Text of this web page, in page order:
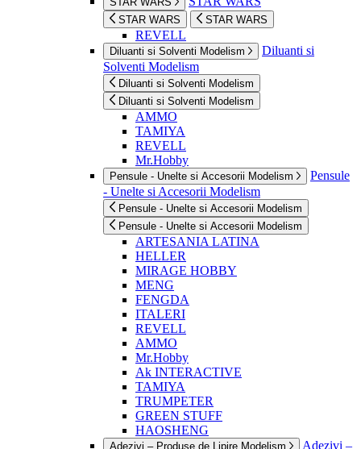
STAR WARS STAR WARS
REVELL
Diluanti si Solventi Modelism
Diluanti si
Solventi Modelism
Diluanti si Solventi Modelism
Diluanti si Solventi Modelism
AMMO
TAMIYA
REVELL
Mr.Hobby
Pensule - Unelte si Accesorii Modelism
Pensule
- Unelte si Accesorii Modelism
Pensule - Unelte si Accesorii Modelism
Pensule - Unelte si Accesorii Modelism
ARTESANIA LATINA
HELLER
MIRAGE HOBBY
MENG
FENGDA
ITALERI
REVELL
AMMO
Mr.Hobby
Ak INTERACTIVE
TAMIYA
TRUMPETER
GREEN STUFF
HAOSHENG
Adezivi – Produse de Lipire Modelism
Adezivi –